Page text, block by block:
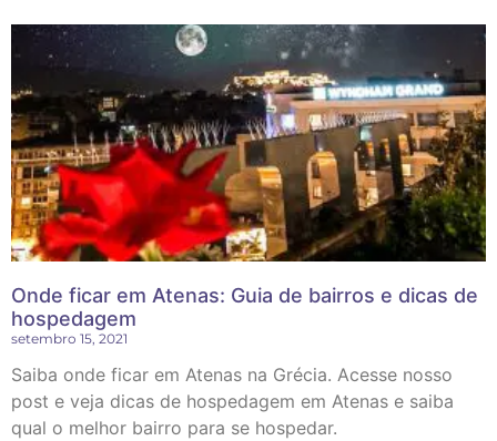
Onde ficar em Atenas: Guia de bairros e dicas de
hospedagem
setembro 15, 2021
Saiba onde ficar em Atenas na Grécia. Acesse nosso
post e veja dicas de hospedagem em Atenas e saiba
qual o melhor bairro para se hospedar.